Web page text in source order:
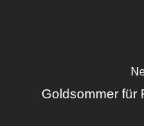
Goldsommer für